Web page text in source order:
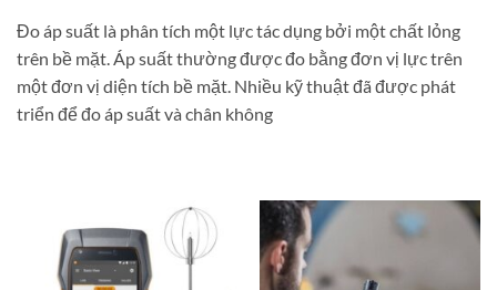
Đo áp suất là phân tích một lực tác dụng bởi một chất lỏng
trên bề mặt. Áp suất thường được đo bằng đơn vị lực trên
một đơn vị diện tích bề mặt. Nhiều kỹ thuật đã được phát
triển để đo áp suất và chân không